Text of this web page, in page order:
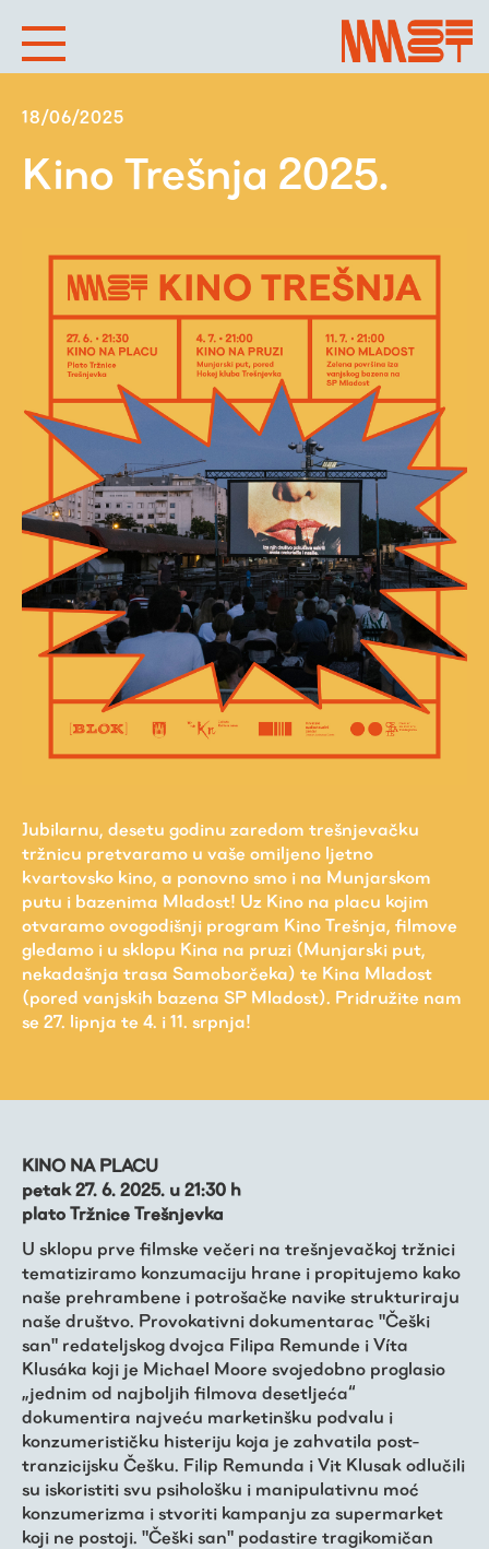
Virtualni fundus
Živa baština
Virtualni program
Trešnjevačka
kronologija
18/06/2025
Kino Trešnja 2025.
Jubilarnu, desetu godinu zaredom trešnjevačku
tržnicu pretvaramo u vaše omiljeno ljetno
kvartovsko kino, a ponovno smo i na Munjarskom
putu i bazenima Mladost! Uz Kino na placu kojim
otvaramo ovogodišnji program Kino Trešnja, filmove
gledamo i u sklopu Kina na pruzi (Munjarski put,
nekadašnja trasa Samoborčeka) te Kina Mladost
(pored vanjskih bazena SP Mladost). Pridružite nam
se 27. lipnja te 4. i 11. srpnja!
KINO NA PLACU
petak 27. 6. 2025. u 21:30 h
plato Tržnice Trešnjevka
U sklopu prve filmske večeri na trešnjevačkoj tržnici
tematiziramo konzumaciju hrane i propitujemo kako
naše prehrambene i potrošačke navike strukturiraju
naše društvo. Provokativni dokumentarac "Češki
san" redateljskog dvojca Filipa Remunde i Víta
Klusáka koji je Michael Moore svojedobno proglasio
„jednim od najboljih filmova desetljeća“
dokumentira najveću marketinšku podvalu i
konzumerističku histeriju koja je zahvatila post-
tranzicijsku Češku. Filip Remunda i Vit Klusak odlučili
su iskoristiti svu psihološku i manipulativnu moć
konzumerizma i stvoriti kampanju za supermarket
koji ne postoji. "Češki san" podastire tragikomičan